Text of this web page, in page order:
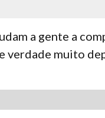
a gente a
muito